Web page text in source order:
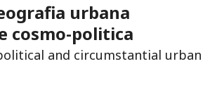
urbana
cosmo-politica
and circumstantial urban